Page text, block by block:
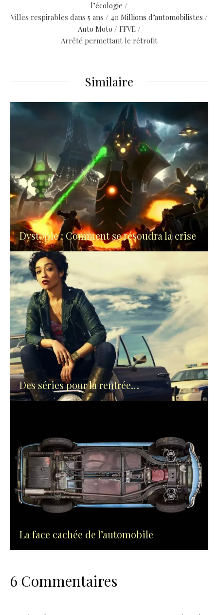
l’écologie /
Villes respirables dans 5 ans / 40 Millions d’automobilistes /
Auto Moto / FFVE/
Arrêté permettant le rétrofit
Similaire
Dystopie : Comment se résoudra la crise
Des séries pour la rentrée…
La face cachée de l’automobile
6 Commentaires